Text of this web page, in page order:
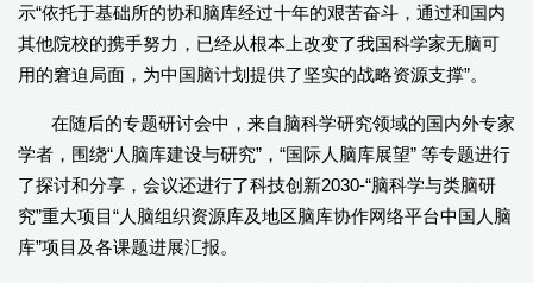
示“依托于基础所的协和脑库经过十年的艰苦奋斗，通过和国内
其他院校的携手努力，已经从根本上改变了我国科学家无脑可
用的窘迫局面，为中国脑计划提供了坚实的战略资源支撑”。
在随后的专题研讨会中，来自脑科学研究领域的国内外专家
学者，围绕“人脑库建设与研究”，“国际人脑库展望” 等专题进行
了探讨和分享，会议还进行了科技创新2030-“脑科学与类脑研
究”重大项目“人脑组织资源库及地区脑库协作网络平台中国人脑
库”项目及各课题进展汇报。